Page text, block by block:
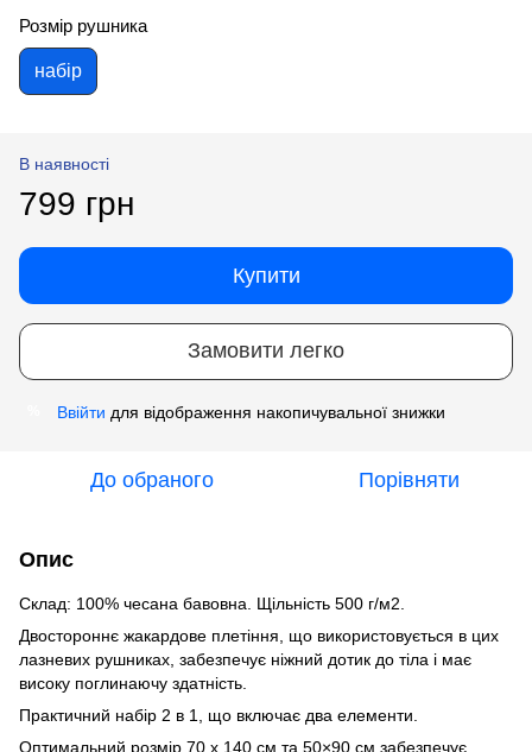
Розмір рушника
набір
В наявності
799 грн
Купити
Замовити легко
Ввійти для відображення накопичувальної знижки
До обраного Порівняти
Опис
Склад: 100% чесана бавовна. Щільність 500 г/м2.
Двостороннє жакардове плетіння, що використовується в цих
лазневих рушниках, забезпечує ніжний дотик до тіла і має
високу поглинаючу здатність.
Практичний набір 2 в 1, що включає два елементи.
Оптимальний розмір 70 х 140 см та 50×90 см забезпечує